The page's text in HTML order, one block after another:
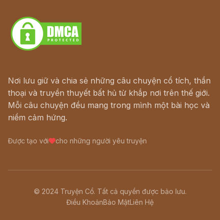
Nơi lưu giữ và chia sẻ những câu chuyện cổ tích, thần
thoại và truyền thuyết bất hủ từ khắp nơi trên thế giới.
Mỗi câu chuyện đều mang trong mình một bài học và
niềm cảm hứng.
Được tạo với cho những người yêu truyện
© 2024 Truyện Cổ. Tất cả quyền được bảo lưu.
Điều KhoảnBảo MậtLiên Hệ